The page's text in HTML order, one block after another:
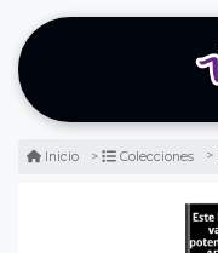
Inicio Colecciones